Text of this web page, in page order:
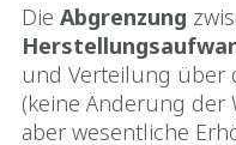
Die Abgrenzung
und Verteilung über
(keine Änderung der
aber wesentliche